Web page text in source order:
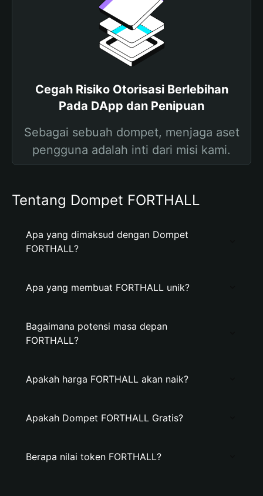
Cegah Risiko Otorisasi Berlebihan
Pada DApp dan Penipuan
Sebagai sebuah dompet, menjaga aset
pengguna adalah inti dari misi kami.
Tentang Dompet FORTHALL
Apa yang dimaksud dengan Dompet
FORTHALL?
Apa yang membuat FORTHALL unik?
Bagaimana potensi masa depan
FORTHALL?
Apakah harga FORTHALL akan naik?
Apakah Dompet FORTHALL Gratis?
Berapa nilai token FORTHALL?